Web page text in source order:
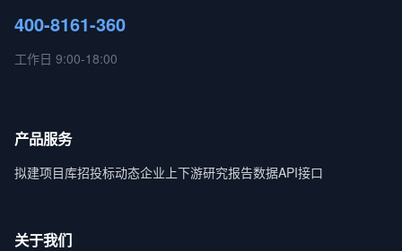
400-8161-360
工作日 9:00-18:00
产品服务
拟建项目库招投标动态企业上下游研究报告数据API接口
关于我们